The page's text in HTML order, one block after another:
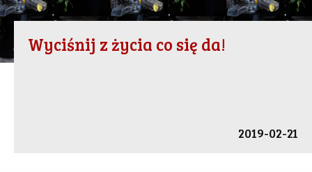
Wyciśnij z życia co się da!
2019-02-21